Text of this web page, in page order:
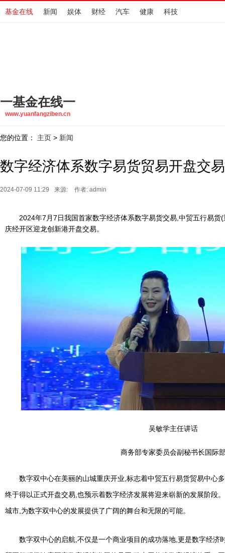
基金在线 新闻 娱体 财经 汽车 健康 科技
一基金在线一
www.yuanfangziben.cn
您的位置： 主页 > 新闻
数字经济体系数字易货贸易开盘交
2024-07-09 11:29 来源: 作者: admin
2024年7月7日我国首家数字经济体系数字易货交易,中贸五行易货
庆经开区迎龙创新港开盘交易。
吴敏学主任讲话
商务部专家委员会副秘书长国际
数字双中心在美丽的山城重庆开业,标志着中贸五行易货贸易中心
终于得以正式开盘交易,也预示着数字经济发展将迎来崭新的发展阶段
城市,为数字双中心的发展提供了广阔的舞台和无限的可能。
数字双中心的启航,不仅是一个商业项目的成功落地,更是数字经济